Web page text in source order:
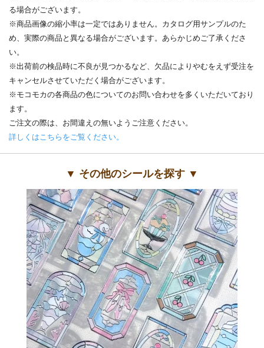
る場合がございます。
※商品画像の縮小率は一定ではありません。カタログ用サンプルのた
め、実際の商品と異なる場合がございます。あらかじめご了承くださ
い。
※出荷前の検品時に不良が見つかるなど、欠品によりやむをえず受注を
キャンセルさせていただく場合がございます。
※モコモカの各商品の色についてのお問い合わせを多くいただいており
ます。
ご注文の際は、お間違えの無いようご注意ください。
詳しくはこちらをご覧ください。
▼ その他のシールを探す ▼